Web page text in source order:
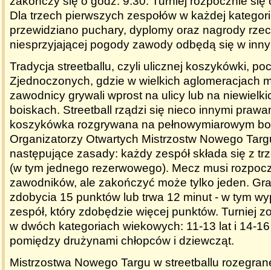
Dla trzech pierwszych zespołów w każdej
przewidziano puchary, dyplomy oraz nagrody
niesprzyjającej pogody zawody odbędą się w
Tradycja streetballu, czyli ulicznej koszykówki,
Zjednoczonych, gdzie w wielkich aglomeracjach
zawodnicy grywali wprost na ulicy lub na
boiskach. Streetball rządzi się nieco innymi
koszykówka rozgrywana na pełnowymiarowym
Organizatorzy Otwartych Mistrzostw Nowego
następujące zasady: każdy zespół składa się z
(w tym jednego rezerwowego). Mecz musi
zawodników, ale zakończyć może tylko jeden.
zdobycia 15 punktów lub trwa 12 minut - w tym
zespół, który zdobędzie więcej punktów. Turniej
w dwóch kategoriach wiekowych: 11-13 lat i 14-
pomiędzy drużynami chłopców i dziewcząt.
Mistrzostwa Nowego Targu w streetballu